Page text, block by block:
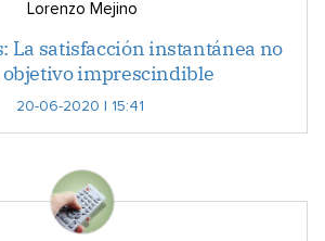
Lorenzo Mejino
La satisfacción instantánea no
objetivo imprescindible
20-06-2020 | 15:41